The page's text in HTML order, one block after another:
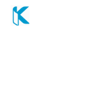
Direkt zum Inhalt